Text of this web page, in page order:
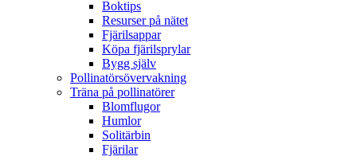
Boktips
Resurser på nätet
Fjärilsappar
Köpa fjärilsprylar
Bygg själv
Pollinatörsövervakning
Träna på pollinatörer
Blomflugor
Humlor
Solitärbin
Fjärilar